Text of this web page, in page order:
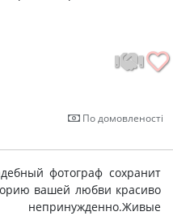
По домовленості
фотограф сохранит
вашей любви красиво